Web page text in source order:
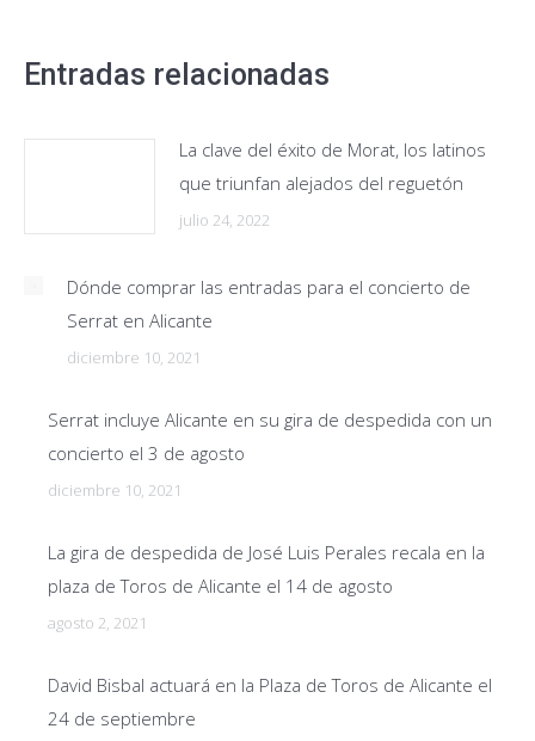
Entradas relacionadas
La clave del éxito de Morat, los latinos
que triunfan alejados del reguetón
julio 24, 2022
Dónde comprar las entradas para el concierto de
Serrat en Alicante
diciembre 10, 2021
Serrat incluye Alicante en su gira de despedida con un
concierto el 3 de agosto
diciembre 10, 2021
La gira de despedida de José Luis Perales recala en la
plaza de Toros de Alicante el 14 de agosto
agosto 2, 2021
David Bisbal actuará en la Plaza de Toros de Alicante el
24 de septiembre